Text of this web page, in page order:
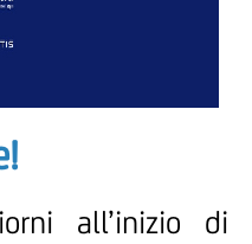
all’inizio di